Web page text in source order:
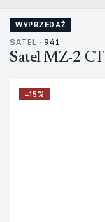
WYPRZEDAŻ
SATEL · 941
Satel MZ-2 CT
−15%